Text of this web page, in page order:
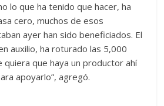
lo que ha tenido que hacer, ha
cero, muchos de esos
ayer han sido beneficiados. El
auxilio, ha roturado las 5,000
quiera que haya un productor ahí
apoyarlo”, agregó.